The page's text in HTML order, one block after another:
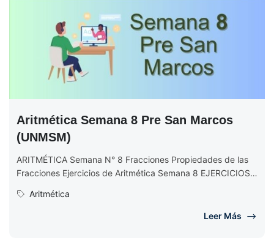
Aritmética Semana 8 Pre San Marcos
(UNMSM)
ARITMÉTICA Semana N° 8 Fracciones Propiedades de las
Fracciones Ejercicios de Aritmética Semana 8 EJERCICIOS
Aritmética
Leer Más